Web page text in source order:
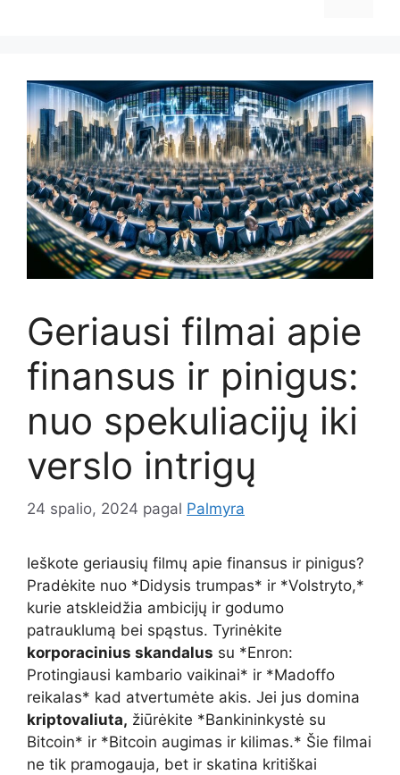
Geriausi filmai apie
finansus ir pinigus:
nuo spekuliacijų iki
verslo intrigų
24 spalio, 2024 pagal Palmyra
Ieškote geriausių filmų apie finansus ir pinigus?
Pradėkite nuo *Didysis trumpas* ir *Volstryto,*
kurie atskleidžia ambicijų ir godumo
patrauklumą bei spąstus. Tyrinėkite
korporacinius skandalus su *Enron:
Protingiausi kambario vaikinai* ir *Madoffo
reikalas* kad atvertumėte akis. Jei jus domina
kriptovaliuta, žiūrėkite *Bankininkystė su
Bitcoin* ir *Bitcoin augimas ir kilimas.* Šie filmai
ne tik pramogauja, bet ir skatina kritiškai